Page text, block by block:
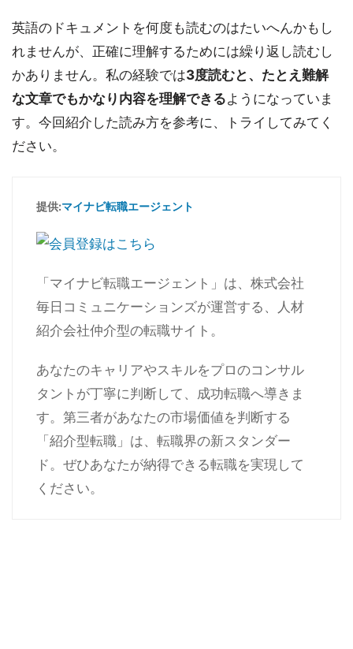
英語のドキュメントを何度も読むのはたいへんかもし
れませんが、正確に理解するためには繰り返し読むし
かありません。私の経験では3度読むと、たとえ難解
な文章でもかなり内容を理解できるようになっていま
す。今回紹介した読み方を参考に、トライしてみてく
ださい。
提供:マイナビ転職エージェント
「マイナビ転職エージェント」は、株式会社
毎日コミュニケーションズが運営する、人材
紹介会社仲介型の転職サイト。
あなたのキャリアやスキルをプロのコンサル
タントが丁寧に判断して、成功転職へ導きま
す。第三者があなたの市場価値を判断する
「紹介型転職」は、転職界の新スタンダー
ド。ぜひあなたが納得できる転職を実現して
ください。